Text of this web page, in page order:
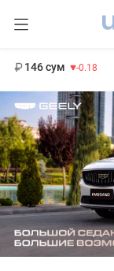
146 сум -0.18